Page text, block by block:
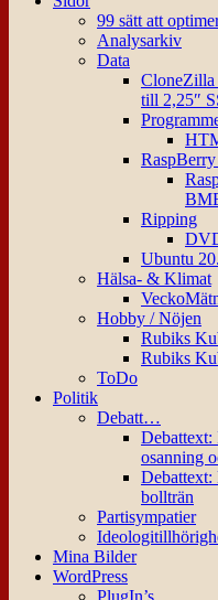
99 sätt att
Analysarkiv
Data
till 2,25″
Ripping
Ubuntu
Hälsa- & Klimat
Hobby / Nöjen
Rubiks
Rubiks
ToDo
Politik
Debatt…
Debattext:
osanning
bollträn
Partisympatier
Mina Bilder
WordPress